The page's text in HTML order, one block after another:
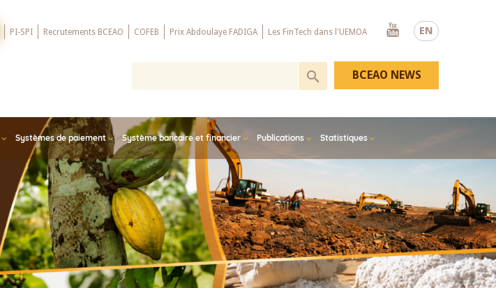
EN
PI-SPI Recrutements BCEAO COFEB Prix Abdoulaye FADIGA Les FinTech dans l'UEMOA
Youtube
Systèmes de paiement Système bancaire et financier Publications Statistiques
BCEAO NEWS